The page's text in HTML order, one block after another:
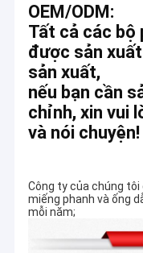
OEM/ODM:
Tất cả các bộ
được sản
sản xuất,
nếu bạn cần
chỉnh, xin vui
và nói chuyện!
Công ty của chúng
miếng phanh và ống
mỗi năm;